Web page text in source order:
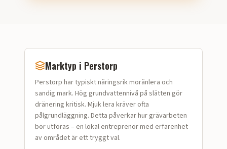
Marktyp i Perstorp
Perstorp har typisktnäringsrik moränlera och
sandig mark. Hög grundvattennivå på slätten gör
dränering kritisk. Mjuk lera kräver ofta
pålgrundläggning. Detta påverkar hur grävarbeten
bör utföras – en lokal entreprenör med erfarenhet
av området är ett tryggt val.